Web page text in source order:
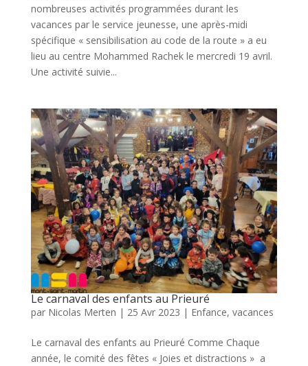
nombreuses activités programmées durant les
vacances par le service jeunesse, une après-midi
spécifique « sensibilisation au code de la route » a eu
lieu au centre Mohammed Rachek le mercredi 19 avril.
Une activité suivie...
Le carnaval des enfants au Prieuré
par Nicolas Merten | 25 Avr 2023 | Enfance, vacances
Le carnaval des enfants au Prieuré Comme Chaque
année, le comité des fêtes « Joies et distractions » a